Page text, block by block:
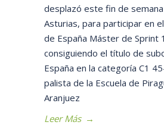
desplazó este fin de
Asturias, para participar en
de España Máster de Sprint
consiguiendo el título de
España en la categoría C1
palista de la Escuela de
Aranjuez
Leer Más →